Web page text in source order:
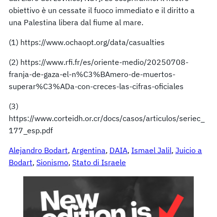
obiettivo è un cessate il fuoco immediato e il diritto a
una Palestina libera dal fiume al mare.
(1) https://www.ochaopt.org/data/casualties
(2) https://www.rfi.fr/es/oriente-medio/20250708-
franja-de-gaza-el-n%C3%BAmero-de-muertos-
superar%C3%ADa-con-creces-las-cifras-oficiales
(3)
https://www.corteidh.or.cr/docs/casos/articulos/seriec_
177_esp.pdf
Alejandro Bodart, Argentina, DAIA, Ismael Jalil, Juicio a
Bodart, Sionismo, Stato di Israele